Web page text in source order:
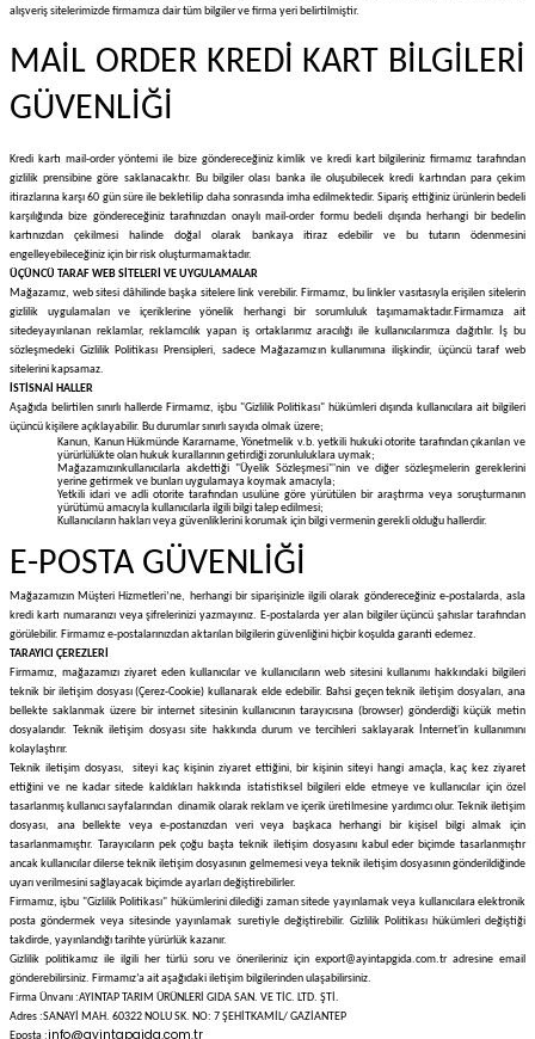
alışveriş sitelerimizde firmamıza dair tüm bilgiler ve firma yeri belirtilmiştir.
MAİL ORDER KREDİ KART BİLGİLERİ
GÜVENLİĞİ
Kredi kartı mail-order yöntemi ile bize göndereceğiniz kimlik ve kredi kart bilgileriniz firmamız tarafından
gizlilik prensibine göre saklanacaktır. Bu bilgiler olası banka ile oluşubilecek kredi kartından para çekim
itirazlarına karşı 60 gün süre ile bekletilip daha sonrasında imha edilmektedir. Sipariş ettiğiniz ürünlerin bedeli
karşılığında bize göndereceğiniz tarafınızdan onaylı mail-order formu bedeli dışında herhangi bir bedelin
kartınızdan çekilmesi halinde doğal olarak bankaya itiraz edebilir ve bu tutarın ödenmesini
engelleyebileceğiniz için bir risk oluşturmamaktadır.
ÜÇÜNCÜ TARAF WEB SİTELERİ VE UYGULAMALAR
Mağazamız, web sitesi dâhilinde başka sitelere link verebilir. Firmamız, bu linkler vasıtasıyla erişilen sitelerin
gizlilik uygulamaları ve içeriklerine yönelik herhangi bir sorumluluk taşımamaktadır.Firmamıza ait
sitedeyayınlanan reklamlar, reklamcılık yapan iş ortaklarımız aracılığı ile kullanıcılarımıza dağıtılır. İş bu
sözleşmedeki Gizlilik Politikası Prensipleri, sadece Mağazamızın kullanımına ilişkindir, üçüncü taraf web
sitelerini kapsamaz.
İSTİSNAİ HALLER
Aşağıda belirtilen sınırlı hallerde Firmamız, işbu "Gizlilik Politikası" hükümleri dışında kullanıcılara ait bilgileri
üçüncü kişilere açıklayabilir. Bu durumlar sınırlı sayıda olmak üzere;
Kanun, Kanun Hükmünde Kararname, Yönetmelik v.b. yetkili hukuki otorite tarafından çıkarılan ve
yürürlülükte olan hukuk kurallarının getirdiği zorunluluklara uymak;
Mağazamızınkullanıcılarla akdettiği "Üyelik Sözleşmesi"'nin ve diğer sözleşmelerin gereklerini
yerine getirmek ve bunları uygulamaya koymak amacıyla;
Yetkili idari ve adli otorite tarafından usulüne göre yürütülen bir araştırma veya soruşturmanın
yürütümü amacıyla kullanıcılarla ilgili bilgi talep edilmesi;
Kullanıcıların hakları veya güvenliklerini korumak için bilgi vermenin gerekli olduğu hallerdir.
E-POSTA GÜVENLİĞİ
Mağazamızın Müşteri Hizmetleri’ne, herhangi bir siparişinizle ilgili olarak göndereceğiniz e-postalarda, asla
kredi kartı numaranızı veya şifrelerinizi yazmayınız. E-postalarda yer alan bilgiler üçüncü şahıslar tarafından
görülebilir. Firmamız e-postalarınızdan aktarılan bilgilerin güvenliğini hiçbir koşulda garanti edemez.
TARAYICI ÇEREZLERİ
Firmamız, mağazamızı ziyaret eden kullanıcılar ve kullanıcıların web sitesini kullanımı hakkındaki bilgileri
teknik bir iletişim dosyası (Çerez-Cookie) kullanarak elde edebilir. Bahsi geçen teknik iletişim dosyaları, ana
bellekte saklanmak üzere bir internet sitesinin kullanıcının tarayıcısına (browser) gönderdiği küçük metin
dosyalarıdır. Teknik iletişim dosyası site hakkında durum ve tercihleri saklayarak İnternet'in kullanımını
kolaylaştırır.
Teknik iletişim dosyası, siteyi kaç kişinin ziyaret ettiğini, bir kişinin siteyi hangi amaçla, kaç kez ziyaret
ettiğini ve ne kadar sitede kaldıkları hakkında istatistiksel bilgileri elde etmeye ve kullanıcılar için özel
tasarlanmış kullanıcı sayfalarından dinamik olarak reklam ve içerik üretilmesine yardımcı olur. Teknik iletişim
dosyası, ana bellekte veya e-postanızdan veri veya başkaca herhangi bir kişisel bilgi almak için
tasarlanmamıştır. Tarayıcıların pek çoğu başta teknik iletişim dosyasını kabul eder biçimde tasarlanmıştır
ancak kullanıcılar dilerse teknik iletişim dosyasının gelmemesi veya teknik iletişim dosyasının gönderildiğinde
uyarı verilmesini sağlayacak biçimde ayarları değiştirebilirler.
Firmamız, işbu "Gizlilik Politikası" hükümlerini dilediği zaman sitede yayınlamak veya kullanıcılara elektronik
posta göndermek veya sitesinde yayınlamak suretiyle değiştirebilir. Gizlilik Politikası hükümleri değiştiği
takdirde, yayınlandığı tarihte yürürlük kazanır.
Gizlilik politikamız ile ilgili her türlü soru ve önerileriniz içinexport@ayintapgida.com.tr adresine email
gönderebilirsiniz. Firmamız’a ait aşağıdaki iletişim bilgilerinden ulaşabilirsiniz.
Firma Ünvanı :AYINTAP TARIM ÜRÜNLERİ GIDA SAN. VE TİC. LTD. ŞTİ.
Adres :SANAYİ MAH. 60322 NOLU SK. NO: 7 ŞEHİTKAMİL/ GAZİANTEP
Eposta :info@ayintapgida.com.tr